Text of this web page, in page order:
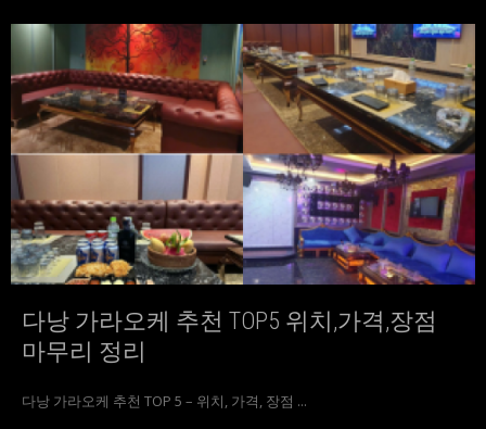
다낭 가라오케 추천 TOP5 위치,가격,장점
마무리 정리
다낭 가라오케 추천 TOP 5 – 위치, 가격, 장점 ...